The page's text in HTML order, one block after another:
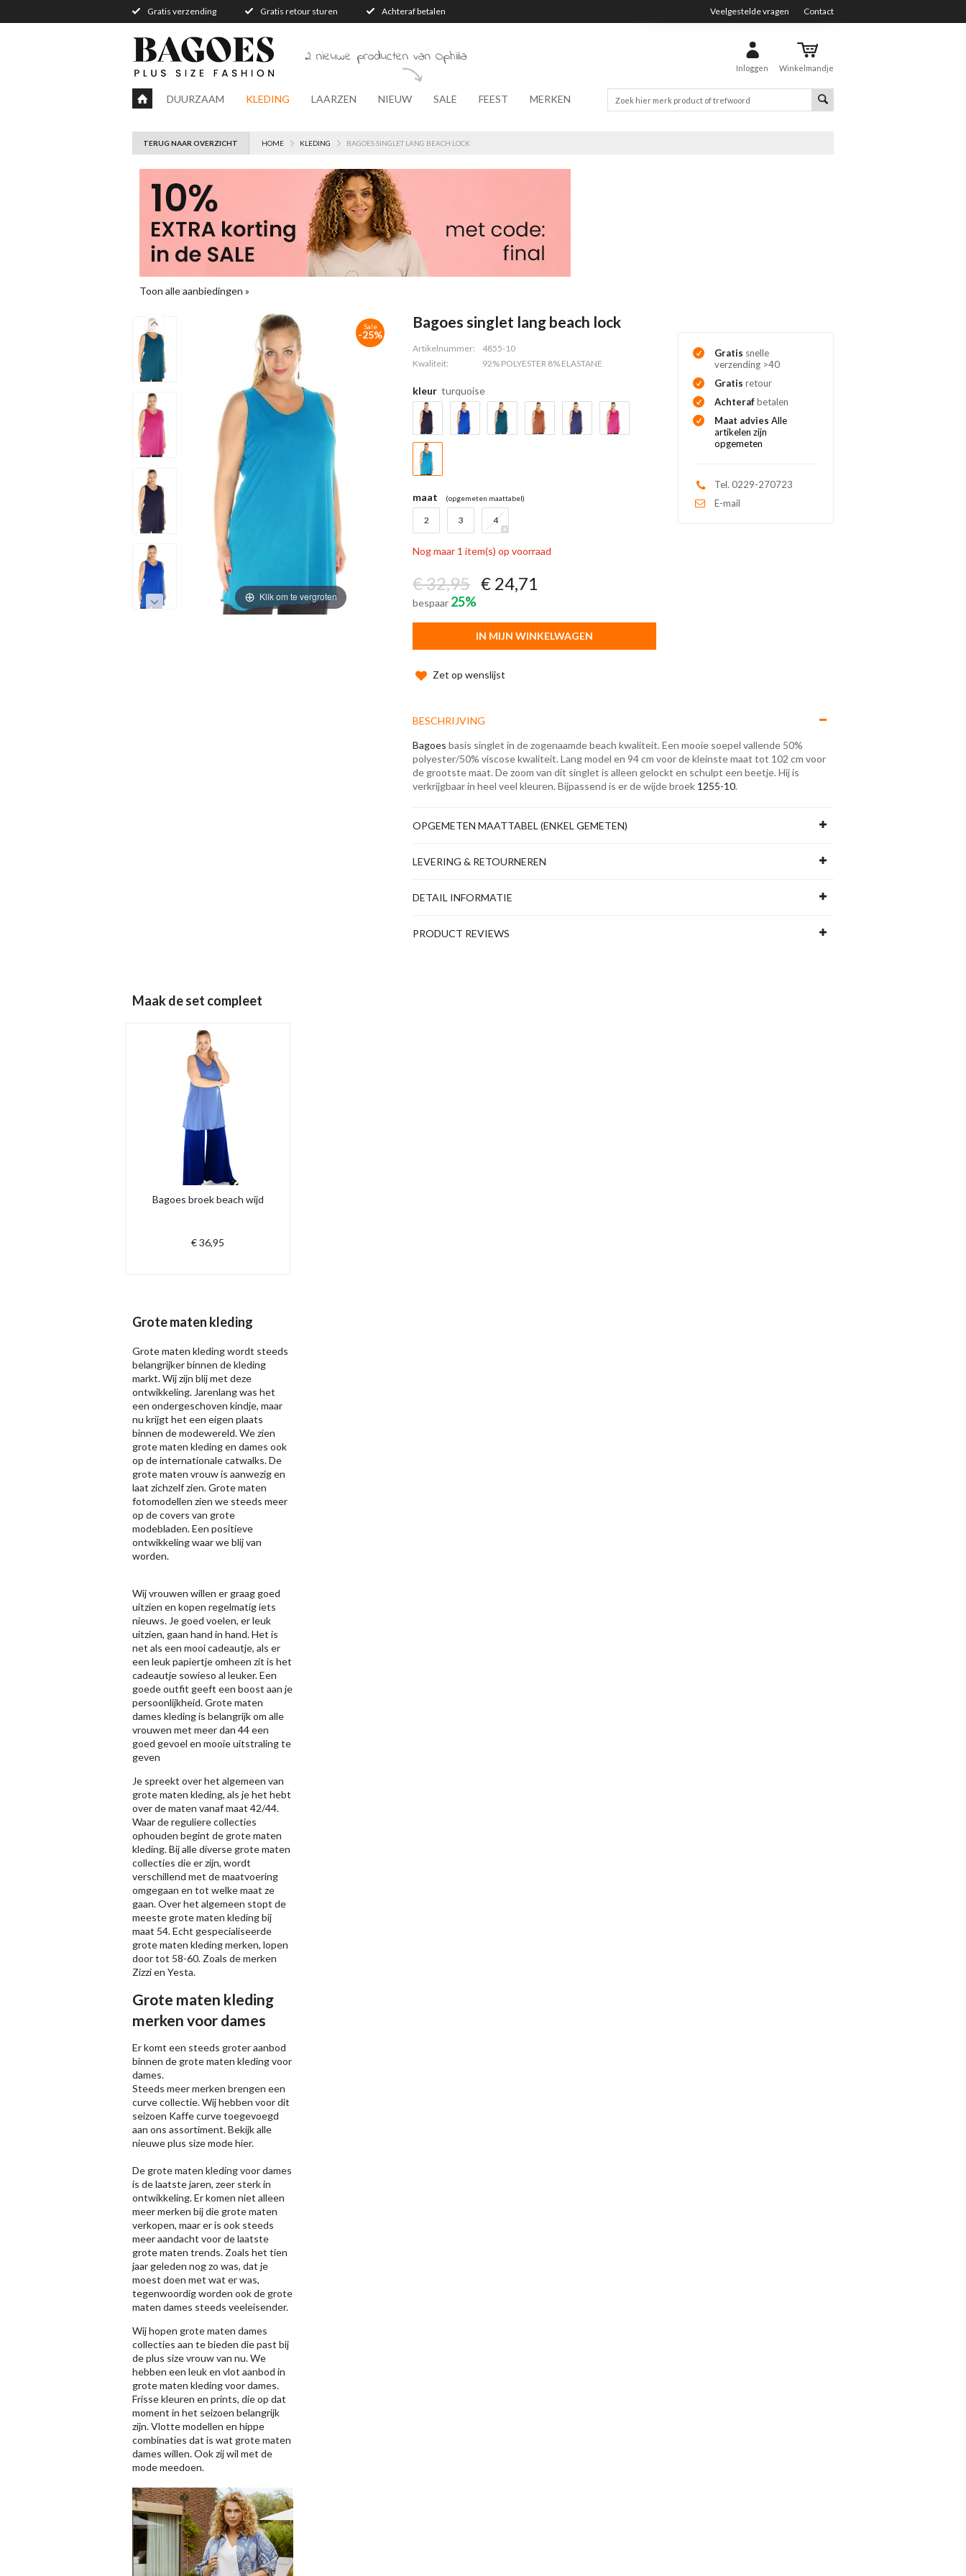
Gratis verzending Gratis retour sturen Achteraf betalen Veelgestelde vragen Contact
Inloggen Winkelmandje
2 nieuwe producten van Ophilia
DUURZAAM KLEDING LAARZEN NIEUW SALE FEEST MERKEN
TERUG NAAR OVERZICHT HOME KLEDING BAGOES SINGLET LANG BEACH LOCK
Toon alle aanbiedingen »
Klik om te vergroten
Sale
-25%
Bagoes singlet lang beach lock
Artikelnummer:
4855-10
Kwaliteit:
92% POLYESTER 8% ELASTANE
kleur turquoise
maat (opgemeten maattabel)
2 3 4
Nog maar 1 item(s) op voorraad
€ 32,95 € 24,71
bespaar 25%
IN MIJN WINKELWAGEN
Zet op wenslijst
Gratis snelle
verzending >40
Gratis retour
Achterafbetalen
Maat adviesAlle
artikelen zijn
opgemeten
Tel. 0229-270723
E-mail
BESCHRIJVING
Bagoes basis singlet in de zogenaamde beach kwaliteit. Een mooie soepel vallende 50%
polyester/50% viscose kwaliteit. Lang model en 94 cm voor de kleinste maat tot 102 cm voor
de grootste maat. De zoom van dit singlet is alleen gelockt en schulpt een beetje. Hij is
verkrijgbaar in heel veel kleuren. Bijpassend is er de wijde broek 1255-10.
OPGEMETEN MAATTABEL (ENKEL GEMETEN)
LEVERING & RETOURNEREN
DETAIL INFORMATIE
PRODUCT REVIEWS
Maak de set compleet
Bagoes broek beach wijd
€ 36,95
Grote maten kleding
Grote maten kleding wordt steeds
belangrijker binnen de kleding
markt. Wij zijn blij met deze
ontwikkeling. Jarenlang was het
een ondergeschoven kindje, maar
nu krijgt het een eigen plaats
binnen de modewereld. We zien
grote maten kleding en dames ook
op de internationale catwalks. De
grote maten vrouw is aanwezig en
laat zichzelf zien. Grote maten
fotomodellen zien we steeds meer
op de covers van grote
modebladen. Een positieve
ontwikkeling waar we blij van
worden.
Wij vrouwen willen er graag goed
uitzien en kopen regelmatig iets
nieuws. Je goed voelen, er leuk
uitzien, gaan hand in hand. Het is
net als een mooi cadeautje, als er
een leuk papiertje omheen zit is het
cadeautje sowieso al leuker. Een
goede outfit geeft een boost aan je
persoonlijkheid. Grote maten
dames kleding is belangrijk om alle
vrouwen met meer dan 44 een
goed gevoel en mooie uitstraling te
geven
Je spreekt over het algemeen van
grote maten kleding, als je het hebt
over de maten vanaf maat 42/44.
Waar de reguliere collecties
ophouden begint de grote maten
kleding. Bij alle diverse grote maten
collecties die er zijn, wordt
verschillend met de maatvoering
omgegaan en tot welke maat ze
gaan. Over het algemeen stopt de
meeste grote maten kleding bij
maat 54. Echt gespecialiseerde
grote maten kleding merken, lopen
door tot 58-60. Zoals de merken
Zizzien Yesta.
Grote maten kleding
merken voor dames
Er komt een steeds groter aanbod
binnen de grote maten kleding voor
dames.
Steeds meer merken brengen een
curve collectie. Wij hebben voor dit
seizoen Kaffecurve toegevoegd
aan ons assortiment. Bekijk alle
nieuweplus size modehier.
De grote maten kleding voor dames
is de laatste jaren, zeer sterk in
ontwikkeling. Er komen niet alleen
meer merken bij die grote maten
verkopen, maar er is ook steeds
meer aandacht voor de laatste
grote maten trends. Zoals het tien
jaar geleden nog zo was, dat je
moest doen met wat er was,
tegenwoordig worden ook de grote
maten dames steeds veeleisender.
Wij hopen grote maten dames
collecties aan te bieden die past bij
de plus size vrouw van nu. We
hebben een leuk en vlot aanbod in
grote maten kleding voor dames.
Frisse kleuren en prints, die op dat
moment in het seizoen belangrijk
zijn. Vlotte modellen en hippe
combinaties dat is wat grote maten
dames willen. Ook zij wil met de
mode meedoen.